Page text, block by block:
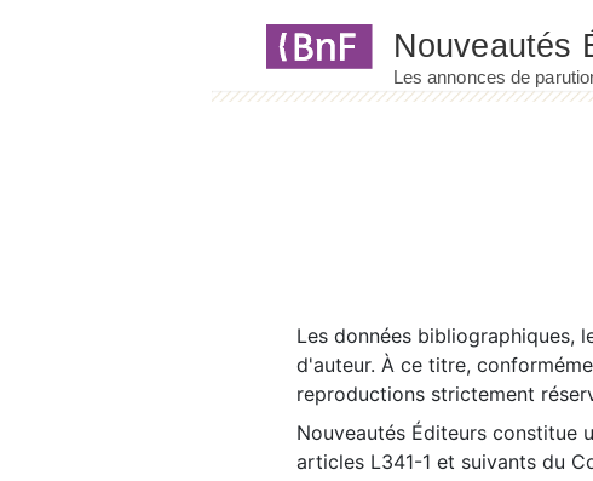
Les données bibliographiques,
d'auteur. À ce titre,
reproductions strictement
Nouveautés Éditeurs constitue
articles L341-1 et suivants du